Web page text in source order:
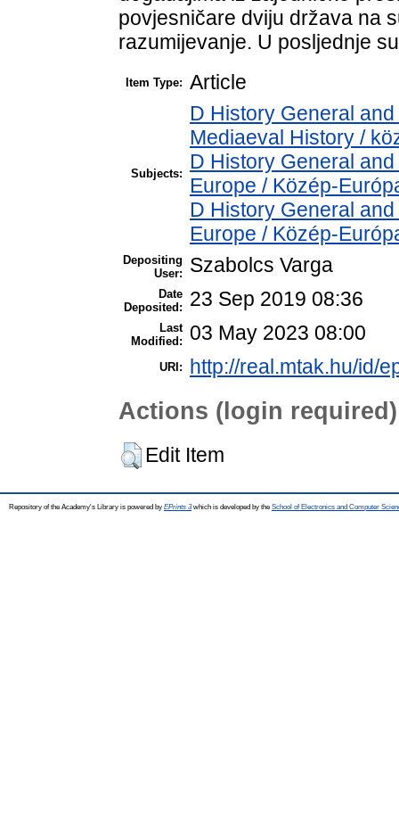
povjesničare dviju država na
razumijevanje. U posljednje
Item Type: Article
Subjects:
D History General
Mediaeval History /
D History General
Europe / Közép-
D History General
Europe / Közép-
Depositing
User:
Szabolcs Varga
Date
Deposited:
23 Sep 2019 08:36
Last
Modified:
03 May 2023 08:00
URI: http://real.mtak.hu/id/
Actions (login required)
Edit Item
Repository of the Academy's Library is powered by EPrints 3which is developed by the School of Electronics and Computer